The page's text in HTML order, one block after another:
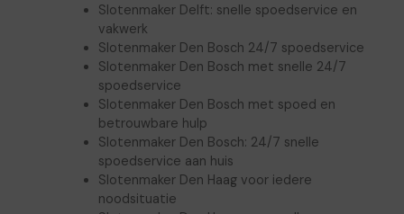
Slotenmaker Delft: snelle spoedservice en
vakwerk
Slotenmaker Den Bosch 24/7 spoedservice
Slotenmaker Den Bosch met snelle 24/7
spoedservice
Slotenmaker Den Bosch met spoed en
betrouwbare hulp
Slotenmaker Den Bosch: 24/7 snelle
spoedservice aan huis
Slotenmaker Den Haag voor iedere
noodsituatie